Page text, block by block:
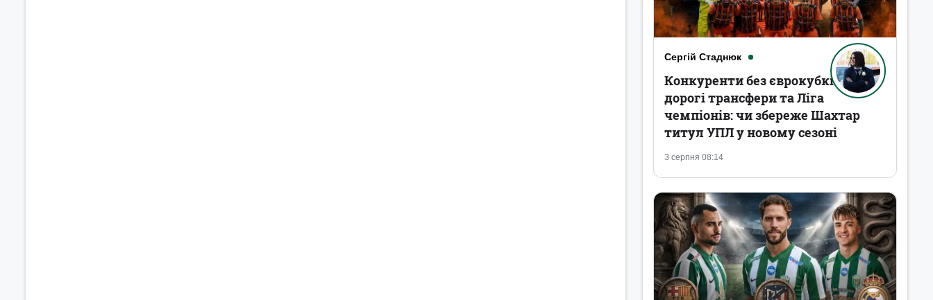
Сергій Стаднюк
3 серпня 08:14
Конкуренти без єврокубків,
дорогі трансфери та Ліга
чемпіонів: чи збереже Шахтар
титул УПЛ у новому сезоні